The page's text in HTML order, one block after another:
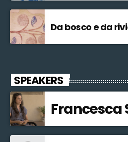
Da bosco e da
SPEAKERS
Francesca